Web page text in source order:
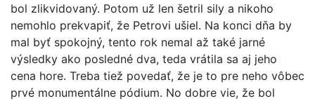
bol zlikvidovaný. Potom už len šetril sily a nikoho
nemohlo prekvapiť, že Petrovi ušiel. Na konci dňa by
mal byť spokojný, tento rok nemal až také jarné
výsledky ako posledné dva, teda vrátila sa aj jeho
cena hore. Treba tiež povedať, že je to pre neho vôbec
prvé monumentálne pódium. No dobre vie, že bol